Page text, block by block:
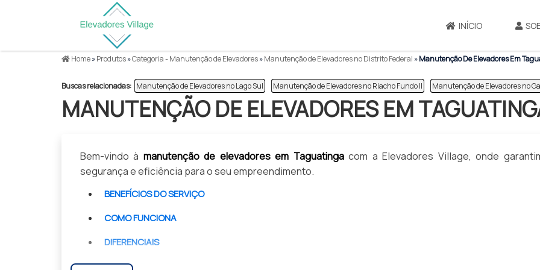
INÍCIO
Home»Produtos»Categoria - Manutenção de Elevadores»Manutenção de Elevadores no Distrito Federal »Manutenção De Elevadores Em
Buscas relacionadas: Manutenção de Elevadores no Lago Sul Manutenção de Elevadores no Riacho Fundo II Manutenção de Elevadores no
MANUTENÇÃO DE ELEVADORES EM
Bem-vindo à manutenção de elevadores em Taguatingacom a Elevadores Village, onde
segurança e eficiência para o seu empreendimento.
BENEFÍCIOS DO SERVIÇO
COMO FUNCIONA
DIFERENCIAIS
CASES DE SUCESSO